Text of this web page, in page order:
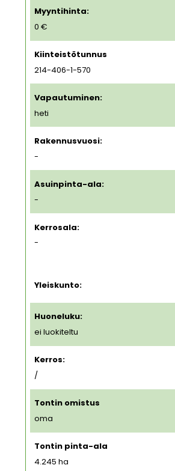
Myyntihinta:
0 €
Kiinteistötunnus
214-406-1-570
Vapautuminen:
heti
Rakennusvuosi:
-
Asuinpinta-ala:
-
Kerrosala:
-
Yleiskunto:
Huoneluku:
ei luokiteltu
Kerros:
/
Tontin omistus
oma
Tontin pinta-ala
4.245ha